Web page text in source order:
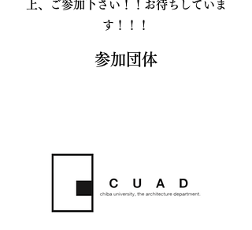
上、ご参加下さい！！お待ちしていま
す！！！
参加団体